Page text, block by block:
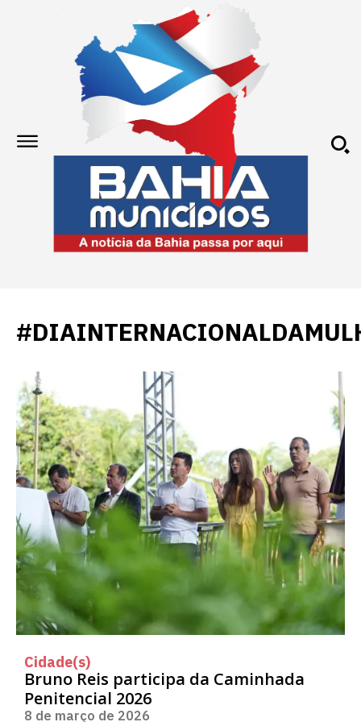
Cidade(s)
Bruno Reis participa da Caminhada
Penitencial 2026
8 de março de 2026